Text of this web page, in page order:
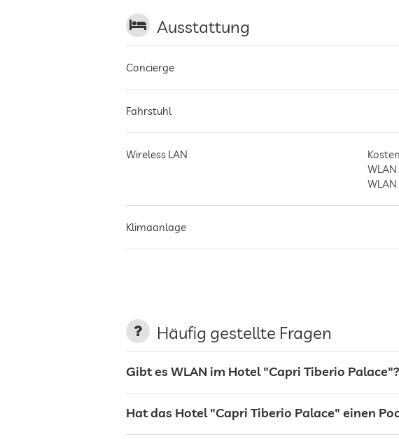
Ausstattung
Concierge
Fahrstuhl
Wireless LAN
Klimaanlage
Häufig gestellte Fragen
Gibt es WLAN im Hotel "Capri Tiberio Palace"?
Hat das Hotel "Capri Tiberio Palace" einen